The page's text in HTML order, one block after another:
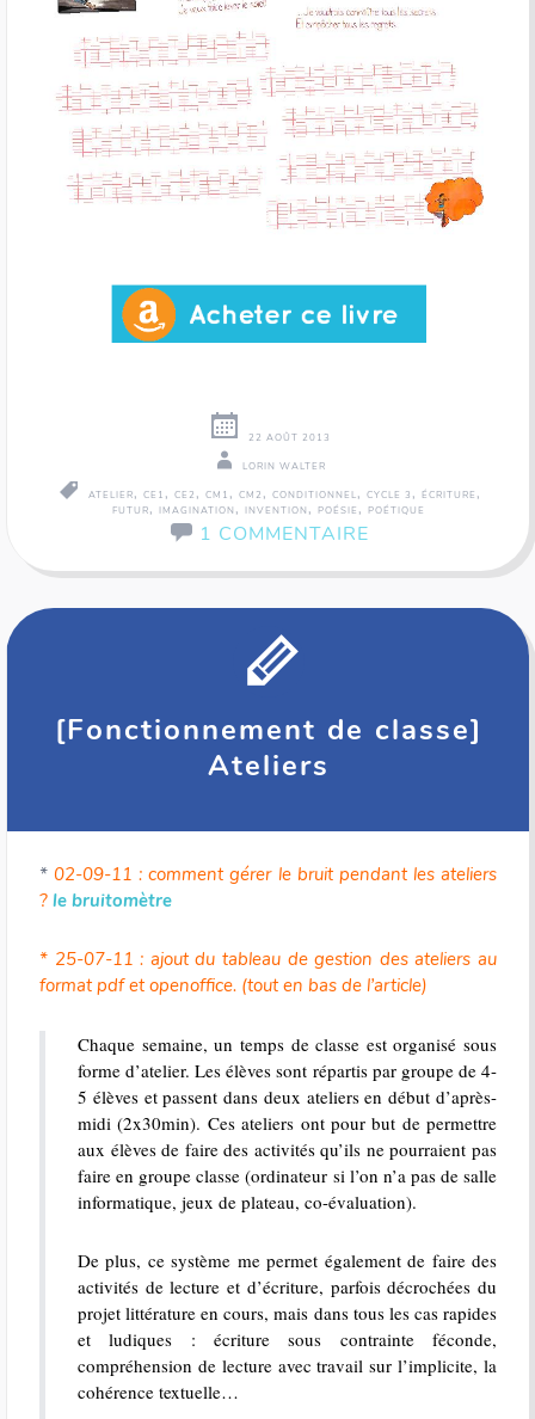
22 AOÛT 2013
LORIN WALTER
ATELIER, CE1 , CE2 , CM1 , CM2 , CONDITIONNEL, CYCLE 3 , ÉCRITURE ,
FUTUR, IMAGINATION , INVENTION , POÉSIE , POÉTIQUE
1 COMMENTAIRE
[Fonctionnement de classe]
Ateliers
* 02-09-11 : comment gérer le bruit pendant les ateliers
? le bruitomètre
* 25-07-11 : ajout du tableau de gestion des ateliers au
format pdf et openoffice. (tout en bas de l’article)
Chaque semaine, un temps de classe est organisé sous
forme d’atelier. Les élèves sont répartis par groupe de 4-
5 élèves et passent dans deux ateliers en début d’après-
midi (2x30min). Ces ateliers ont pour but de permettre
aux élèves de faire des activités qu’ils ne pourraient pas
faire en groupe classe (ordinateur si l’on n’a pas de salle
informatique, jeux de plateau, co-évaluation).
De plus, ce système me permet également de faire des
activités de lecture et d’écriture, parfois décrochées du
projet littérature en cours, mais dans tous les cas rapides
et ludiques : écriture sous contrainte féconde,
compréhension de lecture avec travail sur l’implicite, la
cohérence textuelle…